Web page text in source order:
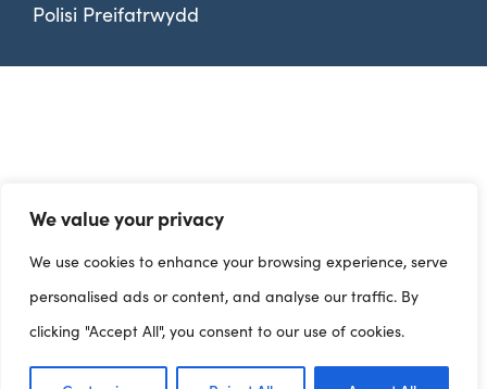
We value your privacy
We use cookies to enhance your browsing experience, serve
personalised ads or content, and analyse our traffic. By
clicking "Accept All", you consent to our use of cookies.
Polisi Preifatrwydd